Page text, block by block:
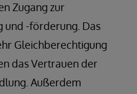
Zugang zur
und -förderung. Das
Gleichberechtigung
das Vertrauen der
Außerdem